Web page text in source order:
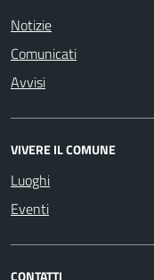
Notizie
Comunicati
Avvisi
VIVERE IL COMUNE
Luoghi
Eventi
CONTATTI